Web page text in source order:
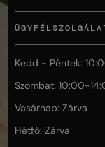
Kedd - Péntek:
Szombat: 10:00-
Vasárnap: Zárva
Hétfő: Zárva